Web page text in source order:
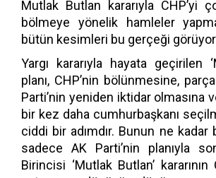
Mutlak Butlan kararıyla CHP’yi
bölmeye yönelik hamleler
bütün kesimleri bu gerçeği
Yargı kararıyla hayata geçirilen
planı, CHP’nin bölünmesine,
Parti’nin yeniden iktidar olmasına
bir kez daha cumhurbaşkanı
ciddi bir adımdır. Bunun ne kadar
sadece AK Parti’nin planıyla
Birincisi ‘Mutlak Butlan’